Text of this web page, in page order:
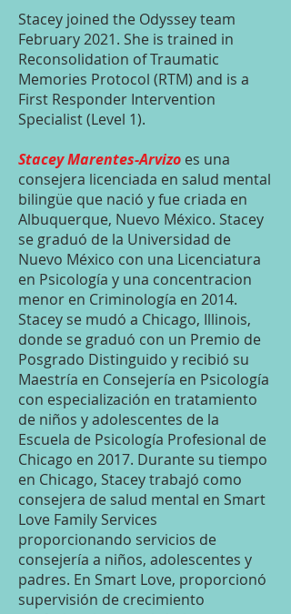
Stacey joined the Odyssey team
February 2021. She is trained in
Reconsolidation of Traumatic
Memories Protocol (RTM) and is a
First Responder Intervention
Specialist (Level 1).
Stacey Marentes-Arvizo es una
consejera licenciada en salud mental
bilingüe que nació y fue criada en
Albuquerque, Nuevo México. Stacey
se graduó de la Universidad de
Nuevo México con una Licenciatura
en Psicología y una concentracion
menor en Criminología en 2014.
Stacey se mudó a Chicago, Illinois,
donde se graduó con un Premio de
Posgrado Distinguido y recibió su
Maestría en Consejería en Psicología
con especialización en tratamiento
de niños y adolescentes de la
Escuela de Psicología Profesional de
Chicago en 2017. Durante su tiempo
en Chicago, Stacey trabajó como
consejera de salud mental en Smart
Love Family Services
proporcionando servicios de
consejería a niños, adolescentes y
padres. En Smart Love, proporcionó
supervisión de crecimiento